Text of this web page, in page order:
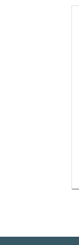
Mine
für Livescribe
für
und